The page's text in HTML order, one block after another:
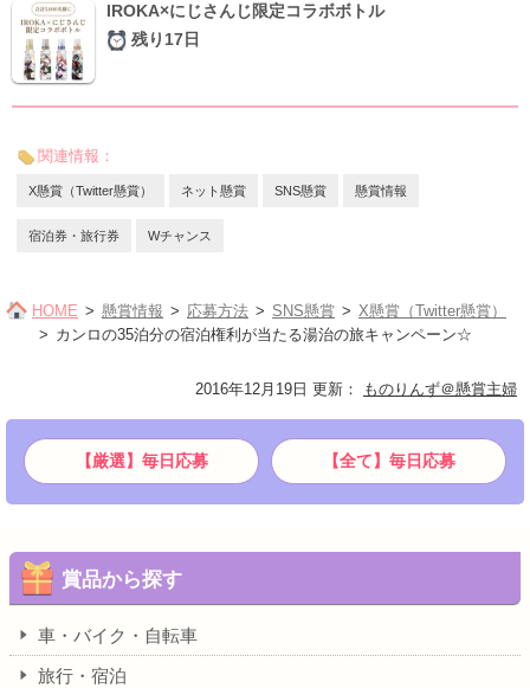
IROKA×にじさんじ限定コラボボトル
残り17日
関連情報：
X懸賞（Twitter懸賞） ネット懸賞 SNS懸賞 懸賞情報
宿泊券・旅行券 Wチャンス
HOME 懸賞情報 応募方法 SNS懸賞
X懸賞（Twitter懸賞）
カンロの35泊分の宿泊権利が当たる湯治の旅キャンペーン☆
2016年12月19日 更新 ： ものりんず＠懸賞主婦
【厳選】毎日応募 【全て】毎日応募
賞品から探す
車・バイク・自転車
旅行・宿泊